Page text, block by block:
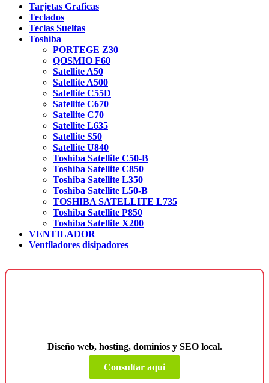
Tarjetas Graficas
Teclados
Teclas Sueltas
Toshiba
PORTEGE Z30
QOSMIO F60
Satellite A50
Satellite A500
Satellite C55D
Satellite C670
Satellite C70
Satellite L635
Satellite S50
Satellite U840
Toshiba Satellite C50-B
Toshiba Satellite C850
Toshiba Satellite L350
Toshiba Satellite L50-B
TOSHIBA SATELLITE L735
Toshiba Satellite P850
Toshiba Satellite X200
VENTILADOR
Ventiladores disipadores
Diseño web, hosting, dominios y SEO local.
Consultar aqui